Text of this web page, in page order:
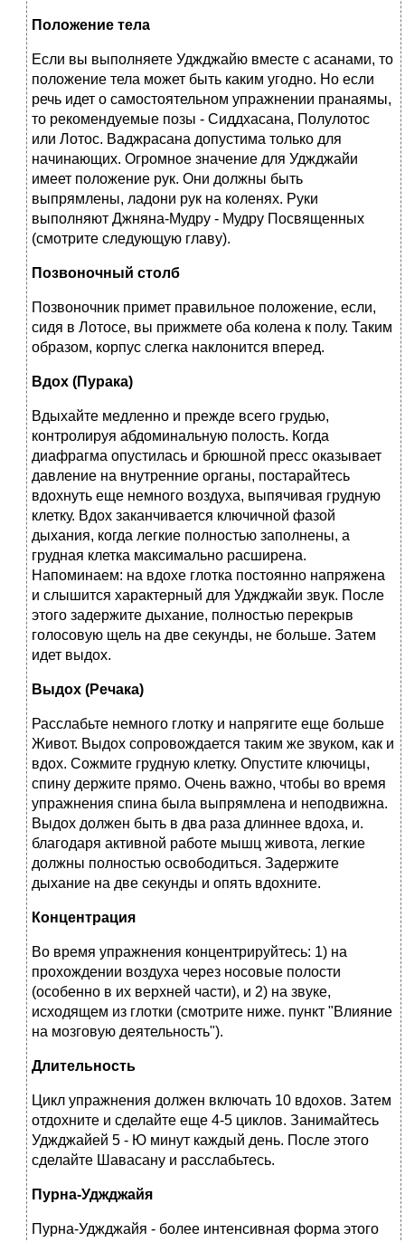
Положение тела
Если вы выполняете Уджджайю вместе с асанами, то
положение тела может быть каким угодно. Но если
речь идет о самостоятельном упражнении пранаямы,
то рекомендуемые позы - Сиддхасана, Полулотос
или Лотос. Ваджрасана допустима только для
начинающих. Огромное значение для Уджджайи
имеет положение рук. Они должны быть
выпрямлены, ладони рук на коленях. Руки
выполняют Джняна-Мудру - Мудру Посвященных
(смотрите следующую главу).
Позвоночный столб
Позвоночник примет правильное положение, если,
сидя в Лотосе, вы прижмете оба колена к полу. Таким
образом, корпус слегка наклонится вперед.
Вдох (Пурака)
Вдыхайте медленно и прежде всего грудью,
контролируя абдоминальную полость. Когда
диафрагма опустилась и брюшной пресс оказывает
давление на внутренние органы, постарайтесь
вдохнуть еще немного воздуха, выпячивая грудную
клетку. Вдох заканчивается ключичной фазой
дыхания, когда легкие полностью заполнены, а
грудная клетка максимально расширена.
Напоминаем: на вдохе глотка постоянно напряжена
и слышится характерный для Уджджайи звук. После
этого задержите дыхание, полностью перекрыв
голосовую щель на две секунды, не больше. Затем
идет выдох.
Выдох (Речака)
Расслабьте немного глотку и напрягите еще больше
Живот. Выдох сопровождается таким же звуком, как и
вдох. Сожмите грудную клетку. Опустите ключицы,
спину держите прямо. Очень важно, чтобы во время
упражнения спина была выпрямлена и неподвижна.
Выдох должен быть в два раза длиннее вдоха, и.
благодаря активной работе мышц живота, легкие
должны полностью освободиться. Задержите
дыхание на две секунды и опять вдохните.
Концентрация
Во время упражнения концентрируйтесь: 1) на
прохождении воздуха через носовые полости
(особенно в их верхней части), и 2) на звуке,
исходящем из глотки (смотрите ниже. пункт "Влияние
на мозговую деятельность").
Длительность
Цикл упражнения должен включать 10 вдохов. Затем
отдохните и сделайте еще 4-5 циклов. Занимайтесь
Уджджайей 5 - Ю минут каждый день. После этого
сделайте Шавасану и расслабьтесь.
Пурна-Уджджайя
Пурна-Уджджайя - более интенсивная форма этого